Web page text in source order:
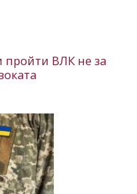
пройти ВЛК не за